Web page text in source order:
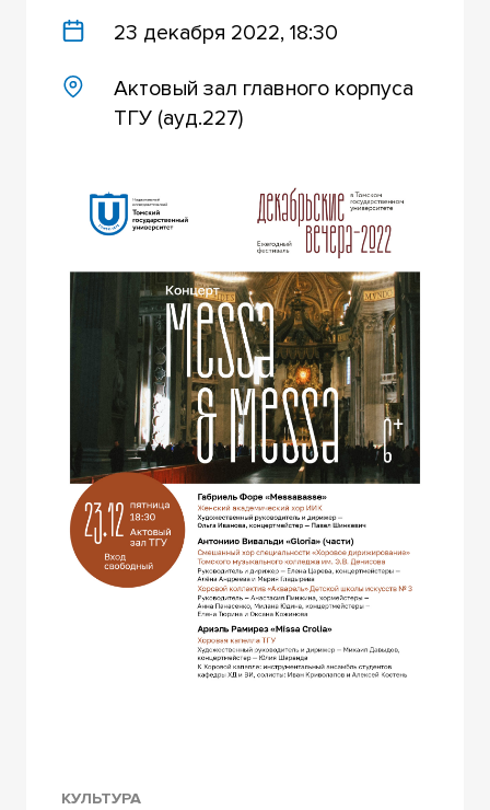
23 декабря 2022, 18:30
Актовый зал главного корпуса
ТГУ (ауд.227)
КУЛЬТУРА